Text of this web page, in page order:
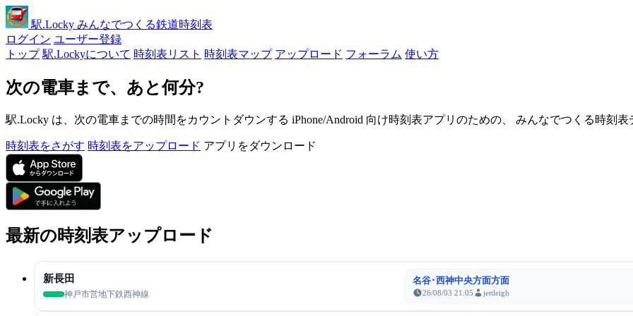
駅.Locky みんなでつくる鉄道時刻表
ログイン ユーザー登録
トップ 駅.Lockyについて 時刻表リスト 時刻表マップ アップロード フォーラム 使い方
次の電車まで、あと何分?
駅.Locky は、次の電車までの時間をカウントダウンする iPhone/Android 向け時刻表アプリのための、 みんなでつくる時刻表
時刻表をさがす 時刻表をアップロード アプリをダウンロード
最新の時刻表アップロード
新長田
神戸市営地下鉄西神線
名谷･西神中央方面方面
26/08/03 21:05 jettleigh